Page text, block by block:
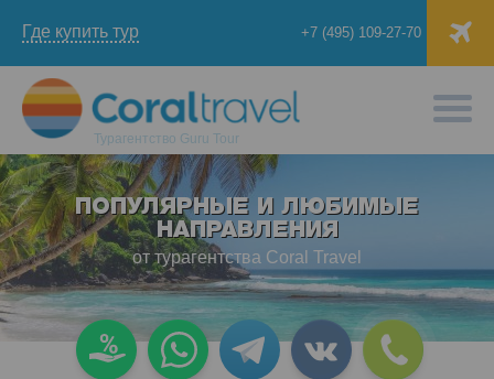
Где купить тур +7 (495) 109-27-70
Турагентство Guru Tour
ПОПУЛЯРНЫЕ И ЛЮБИМЫЕ
НАПРАВЛЕНИЯ
от турагентства Coral Travel